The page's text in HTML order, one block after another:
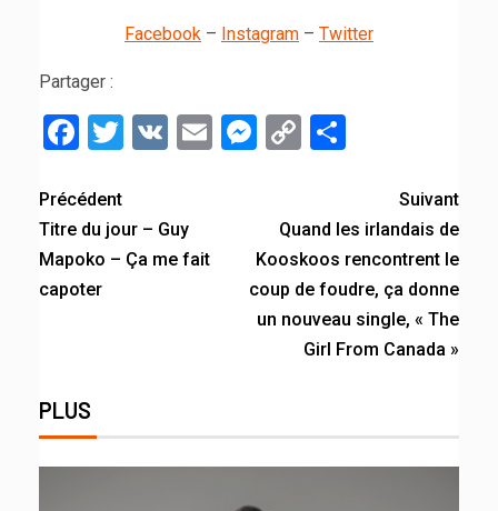
Facebook – Instagram – Twitter
Partager :
Facebook
Twitter
VK EmailMessenger
Copy
Précédent
Titre du jour – Guy
Mapoko – Ça me fait
capoter
Suivant
Quand les irlandais de
Kooskoos rencontrent le
coup de foudre, ça donne
un nouveau single, « The
Girl From Canada »
PLUS